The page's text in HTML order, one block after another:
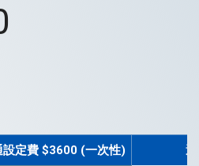
設定費 $3600 (一次性)